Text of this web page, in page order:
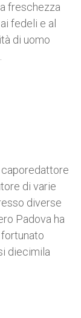
freschezza
fedeli e al
di uomo
caporedattore
di varie
diverse
Padova ha
diecimila